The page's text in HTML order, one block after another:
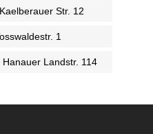
Str. 12
1
Hanauer Landstr. 114